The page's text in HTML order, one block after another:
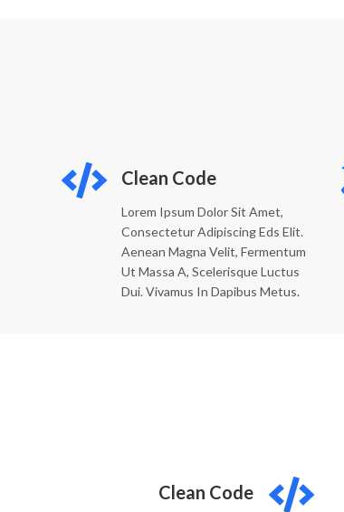
Clean Code
Lorem Ipsum Dolor Sit Amet,
Consectetur Adipiscing Eds Elit.
Aenean Magna Velit, Fermentum
Ut Massa A, Scelerisque Luctus
Dui. Vivamus In Dapibus Metus.
Clean Code